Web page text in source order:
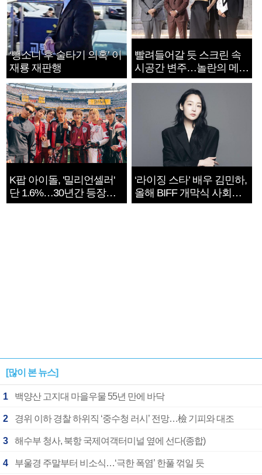
‘뺑소니 후 술타기 의혹’ 이
재룡 재판행
빨려들어갈 듯 스크린 속
시공간 변주…놀란의 메시
지는 ‘전쟁 속죄’
K팝 아이돌, '밀리언셀러'
단 1.6%…30년간 등장
1182개팀 전수조사
‘라이징 스타’ 배우 김민하,
올해 BIFF 개막식 사회자
확정
[많이 본 뉴스]
1 백양산 고지대 마을우물 55년 만에 바닥
2 경위 이하 경찰 하위직 ‘중수청 러시’ 전망…檢 기피와 대조
3 해수부 청사, 북항 국제여객터미널 옆에 선다(종합)
4 부울경 주말부터 비소식…‘극한 폭염’ 한풀 꺾일 듯